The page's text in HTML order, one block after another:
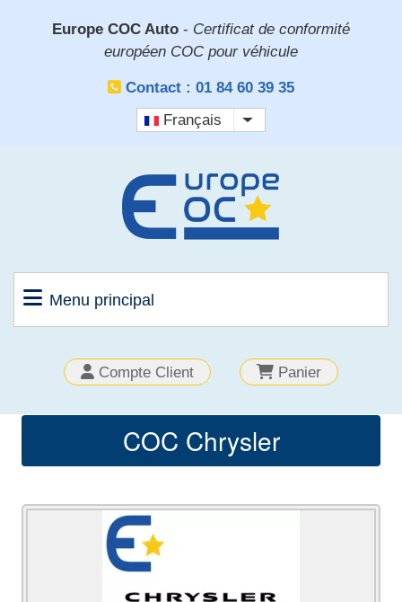
Europe COC Auto - Certificat de conformité
européen COC pour véhicule
Contact : 01 84 60 39 35
Français
Lister les actions
Menu principal
OUTILS
CLIENT
Compte Client Panier
COC Chrysler